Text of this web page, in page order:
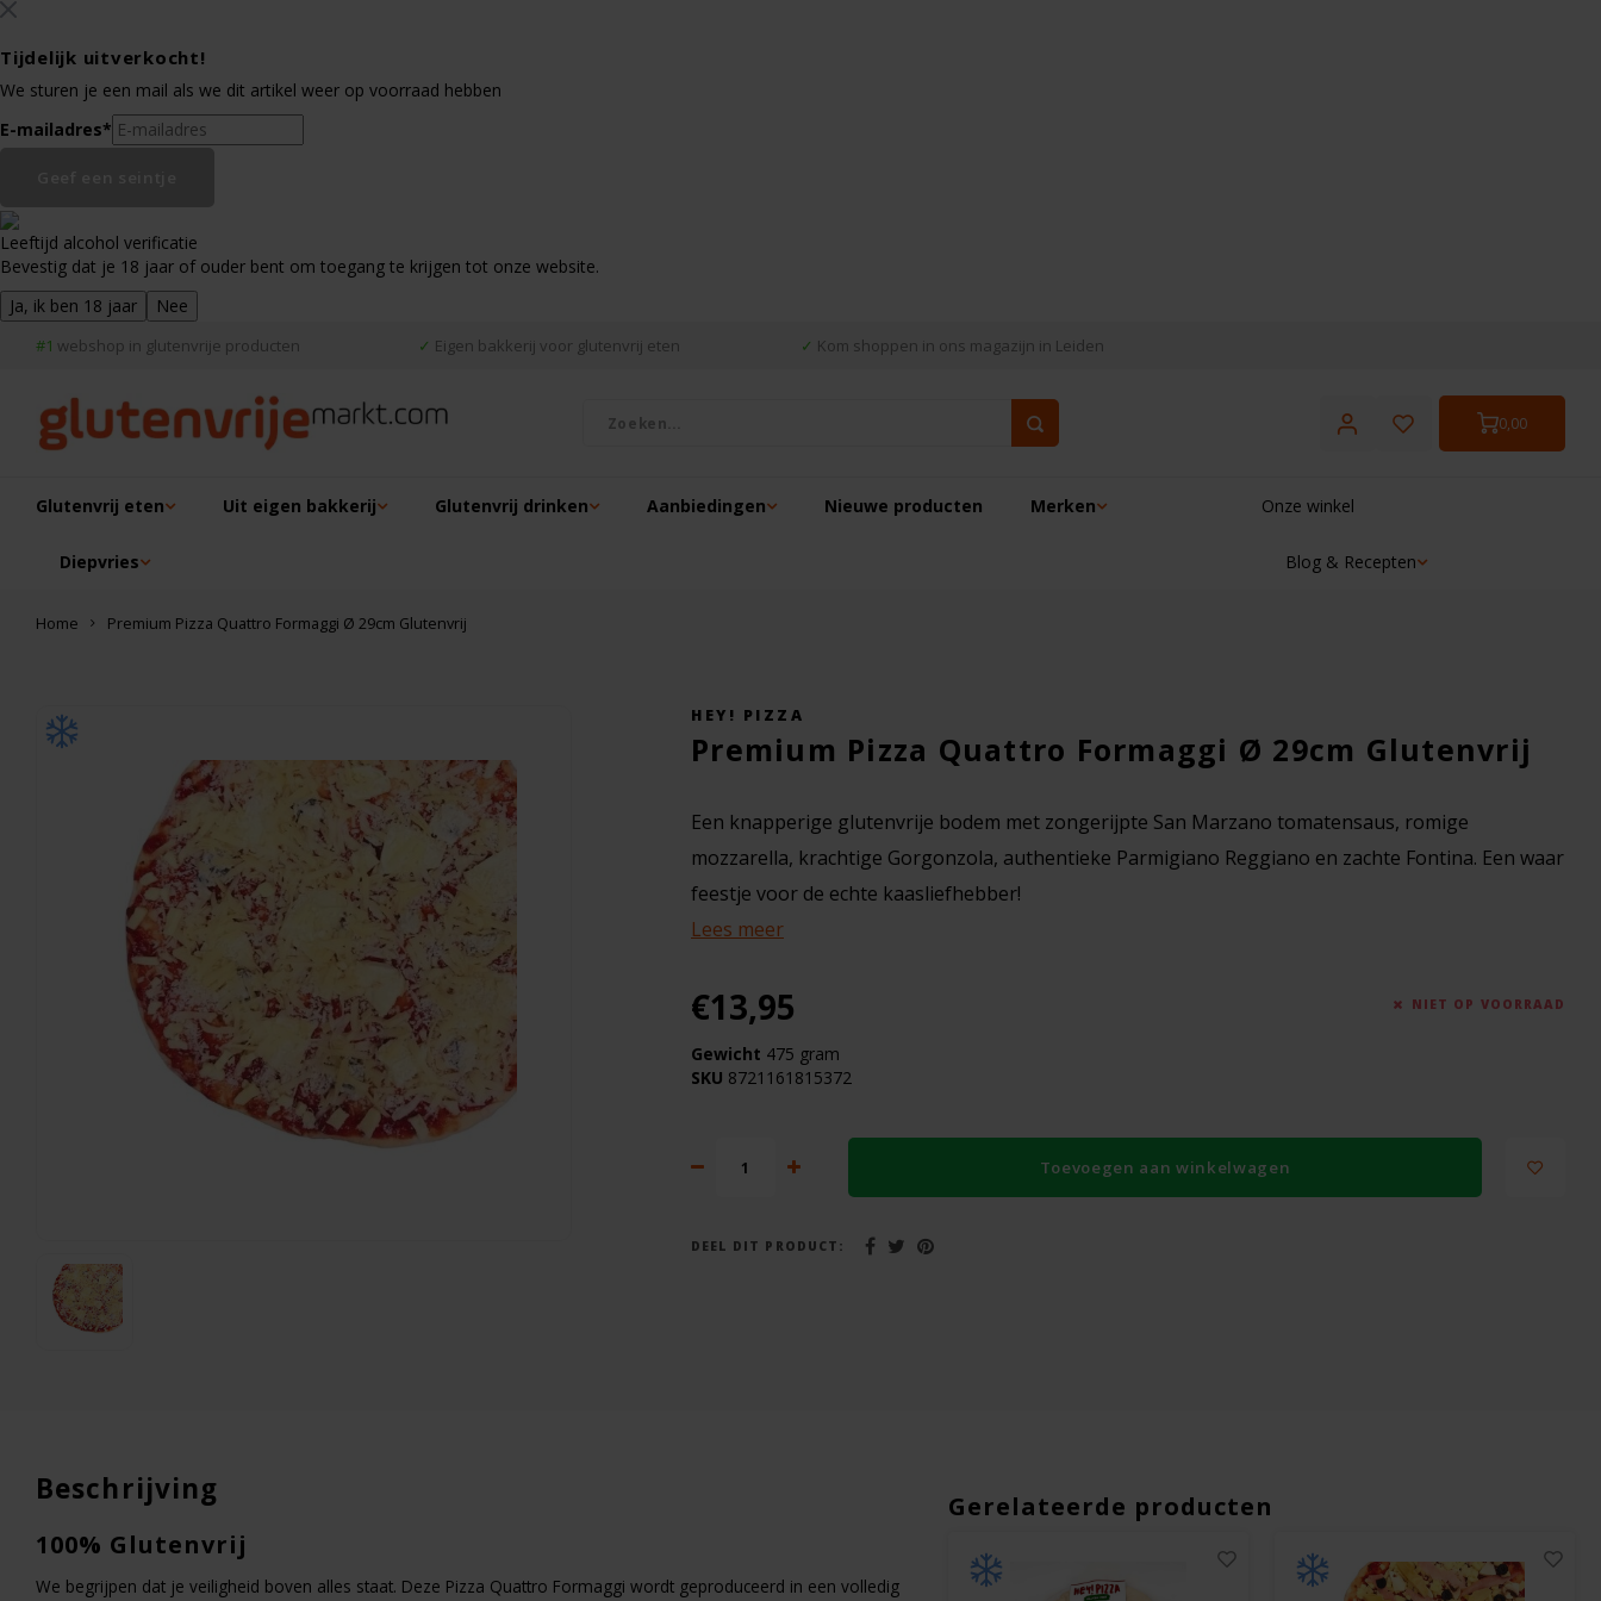
Tijdelijk uitverkocht!
We sturen je een mail als we dit artikel weer op voorraad hebben
E-mailadres*
Leeftijd alcohol verificatie
Bevestig dat je 18 jaar of ouder bent om toegang te krijgen tot onze website.
Ja, ik ben 18 jaar
Nee
#1 webshop in glutenvrije producten ✓ Eigen bakkerij voor glutenvrij eten ✓ Kom shoppen in ons magazijn in Leiden
0,00
Glutenvrij eten Uit eigen bakkerij Glutenvrij drinken Aanbiedingen Nieuwe producten Merken
Diepvries
Onze winkel
Blog & Recepten
Home Premium Pizza Quattro Formaggi Ø 29cm Glutenvrij
Ciao Gluten
Lasagna Bolognese
HEY! PIZZA
Premium Pizza Quattro Formaggi Ø 29cm Glutenvrij
Een knapperige glutenvrije bodem met zongerijpte San Marzano tomatensaus, romige
mozzarella, krachtige Gorgonzola, authentieke Parmigiano Reggiano en zachte Fontina. Een waar
feestje voor de echte kaasliefhebber!
Lees meer
€13,95 NIET OP VOORRAAD
Gewicht 475 gram
SKU 8721161815372
Toevoegen aan winkelwagen
DEEL DIT PRODUCT:
Beschrijving
100% Glutenvrij
We begrijpen dat je veiligheid boven alles staat. Deze Pizza Quattro Formaggi wordt geproduceerd in een volledig
Gerelateerde producten